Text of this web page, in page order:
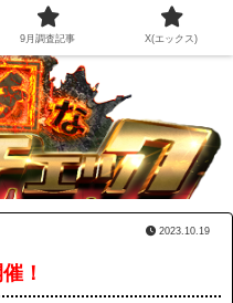
2023.10.19
！
9月調査記事 X(エックス)